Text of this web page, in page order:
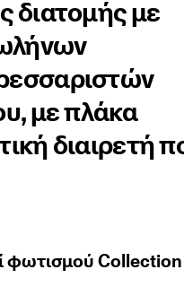
διατομής με
με πλάκα
διαιρετή
φωτισμού Collection